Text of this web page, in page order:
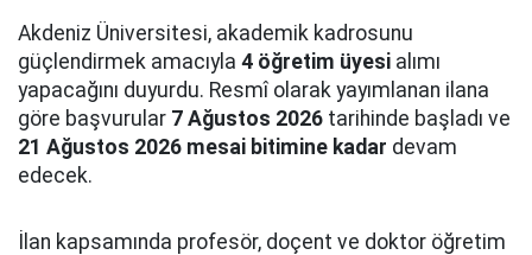
Akdeniz Üniversitesi, akademik kadrosunu
güçlendirmek amacıyla 4 öğretim üyesi alımı
yapacağını duyurdu. Resmî olarak yayımlanan ilana
göre başvurular 7 Ağustos 2026 tarihinde başladı ve
21 Ağustos 2026 mesai bitimine kadar devam
edecek.
İlan kapsamında profesör, doçent ve doktor öğretim